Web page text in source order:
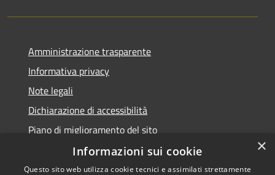
Amministrazione trasparente
Informativa privacy
Note legali
Dichiarazione di accessibilità
Piano di miglioramento del sito
×
Informazioni sui cookie
Questo sito web utilizza cookie tecnici e assimilati strettamente